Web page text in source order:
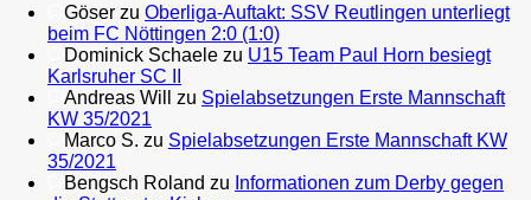
Göser zu Oberliga-Auftakt: SSV Reutlingen unterliegt
beim FC Nöttingen 2:0 (1:0)
Dominick Schaele zu U15 Team Paul Horn besiegt
Karlsruher SC II
Andreas Will
zu Spielabsetzungen Erste Mannschaft
KW 35/2021
Marco S. zu Spielabsetzungen Erste Mannschaft KW
35/2021
Bengsch Roland zu Informationen zum Derby gegen